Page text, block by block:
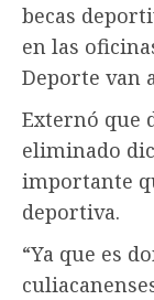
becas
en las
Deporte van
Externó que
eliminado
importante
deportiva.
“Ya que es